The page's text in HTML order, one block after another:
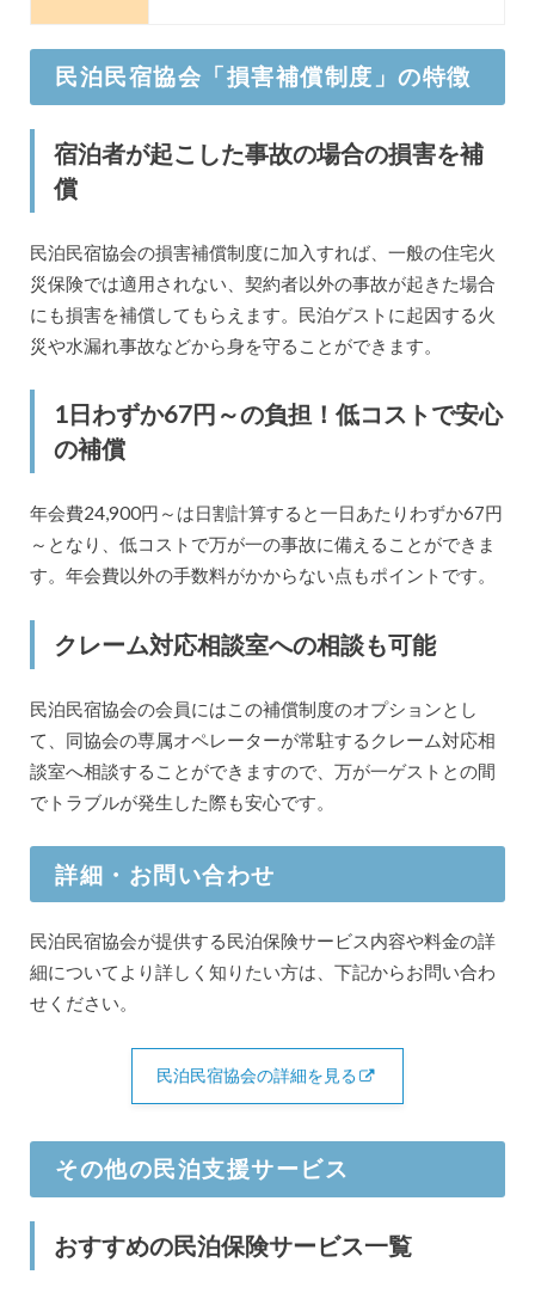
民泊民宿協会「損害補償制度」の特徴
宿泊者が起こした事故の場合の損害を補
償
民泊民宿協会の損害補償制度に加入すれば、一般の住宅火
災保険では適用されない、契約者以外の事故が起きた場合
にも損害を補償してもらえます。民泊ゲストに起因する火
災や水漏れ事故などから身を守ることができます。
1日わずか67円～の負担！低コストで安心
の補償
年会費24,900円～は日割計算すると一日あたりわずか67円
～となり、低コストで万が一の事故に備えることができま
す。年会費以外の手数料がかからない点もポイントです。
クレーム対応相談室への相談も可能
民泊民宿協会の会員にはこの補償制度のオプションとし
て、同協会の専属オペレーターが常駐するクレーム対応相
談室へ相談することができますので、万が一ゲストとの間
でトラブルが発生した際も安心です。
詳細・お問い合わせ
民泊民宿協会が提供する民泊保険サービス内容や料金の詳
細についてより詳しく知りたい方は、下記からお問い合わ
せください。
民泊民宿協会の詳細を見る
その他の民泊支援サービス
おすすめの民泊保険サービス一覧